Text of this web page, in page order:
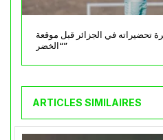
تحضيراته في الجزائر قبل موقعة
“الخضر”
ARTICLES SIMILAIRES